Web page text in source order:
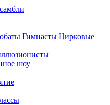
Гимнасты Цирковые
шоу